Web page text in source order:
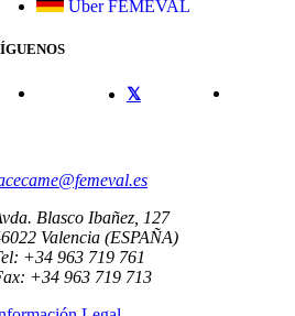
Über FEMEVAL
Blasco Ibañez, 127
Valencia (ESPAÑA)
+34 963 719 761
+34 963 719 713